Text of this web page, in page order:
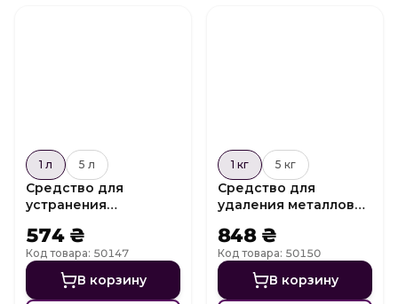
1 л 5 л
Средство для
устранения
Shock
574 ₴
Код товара: 50147
В корзину
1 кг 5 кг
Средство для
удаления металлов
848 ₴
Код товара: 50150
В корзину